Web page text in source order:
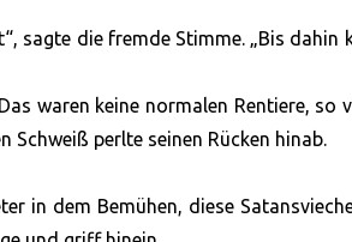
sagte die fremde Stimme. „Bis
waren keine normalen Rentiere, so
Schweiß perlte seinen Rücken hinab.
in dem Bemühen, diese